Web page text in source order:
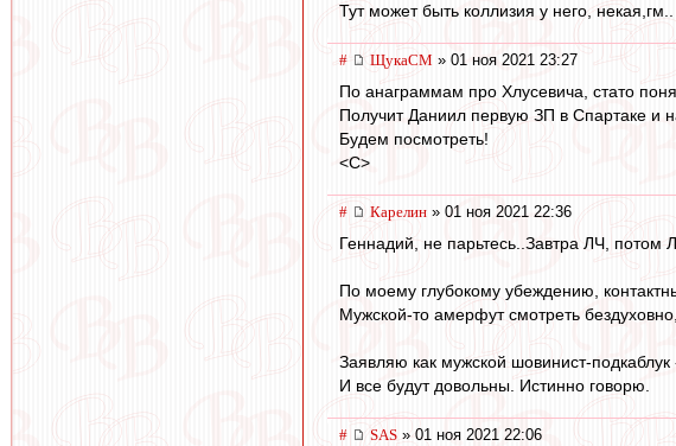
Тут может быть коллизия у него, некая,гм..
# ЩукаСМ » 01 ноя 2021 23:27
По анаграммам про Хлусевича, стато
Получит Даниил первую ЗП в Спартаке и
Будем посмотреть!
<C>
# Карелин » 01 ноя 2021 22:36
Геннадий, не парьтесь..Завтра ЛЧ, потом
По моему глубокому убеждению,
Мужской-то амерфут смотреть
Заявляю как мужской шовинист-
И все будут довольны. Истинно говорю.
# SAS » 01 ноя 2021 22:06